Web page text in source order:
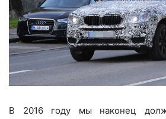
В 2016 году мы наконец